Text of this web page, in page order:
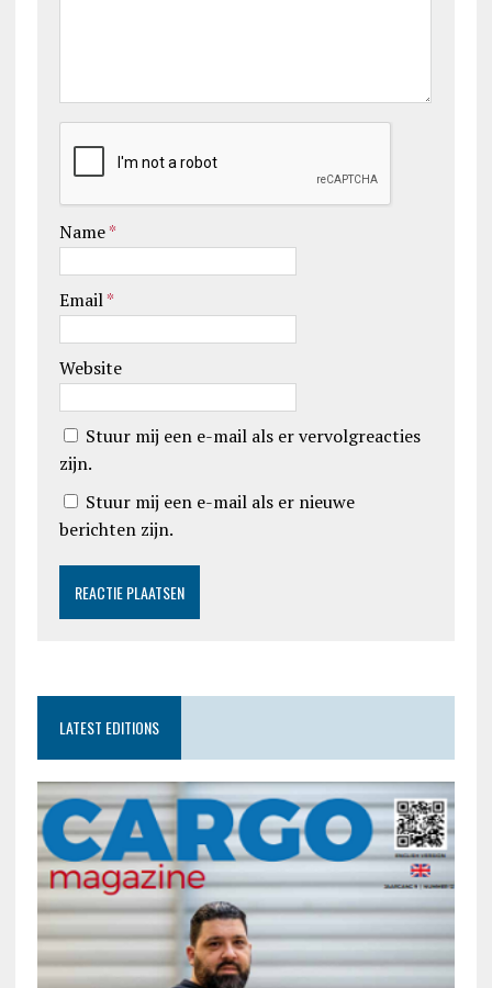
Name*
Email*
Website
Stuur mij een e-mail als er vervolgreacties
zijn.
Stuur mij een e-mail als er nieuwe
berichten zijn.
LATEST EDITIONS